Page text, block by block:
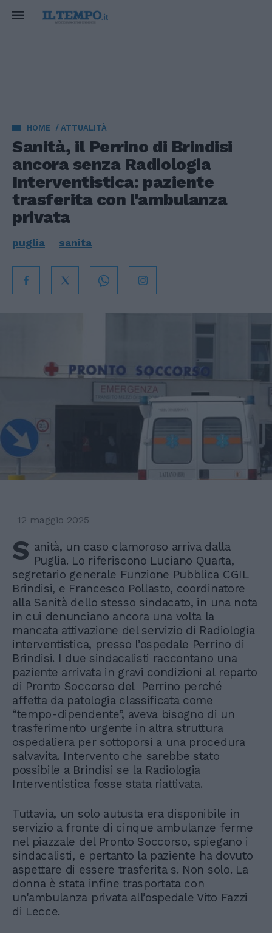
HOME ATTUALITÀ
Sanità, il Perrino di Brindisi
ancora senza Radiologia
Interventistica: paziente
trasferita con l'ambulanza
privata
puglia sanita
12 maggio 2025
S anità, un caso clamoroso arriva dalla
Puglia. Lo riferiscono Luciano Quarta,
segretario generale Funzione Pubblica CGIL
Brindisi, e Francesco Pollasto, coordinatore
alla Sanità dello stesso sindacato, in una nota
in cui denunciano ancora una volta la
mancata attivazione del servizio di Radiologia
interventistica, presso l’ospedale Perrino di
Brindisi. I due sindacalisti raccontano una
paziente arrivata in gravi condizioni al reparto
di Pronto Soccorso del Perrino perché
affetta da patologia classificata come
“tempo-dipendente”, aveva bisogno di un
trasferimento urgente in altra struttura
ospedaliera per sottoporsi a una procedura
salvavita. Intervento che sarebbe stato
possibile a Brindisi se la Radiologia
Interventistica fosse stata riattivata.
Tuttavia, un solo autusta era disponibile in
servizio a fronte di cinque ambulanze ferme
nel piazzale del Pronto Soccorso, spiegano i
sindacalisti, e pertanto la paziente ha dovuto
aspettare di essere trasferita s. Non solo. La
donna è stata infine trasportata con
un'ambulanza privata all’ospedale Vito Fazzi
di Lecce.